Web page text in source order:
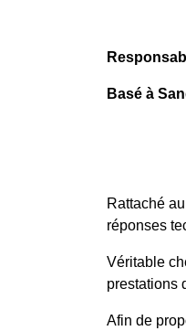
Basé à
Rattaché
réponses
Véritable
prestations
Afin de